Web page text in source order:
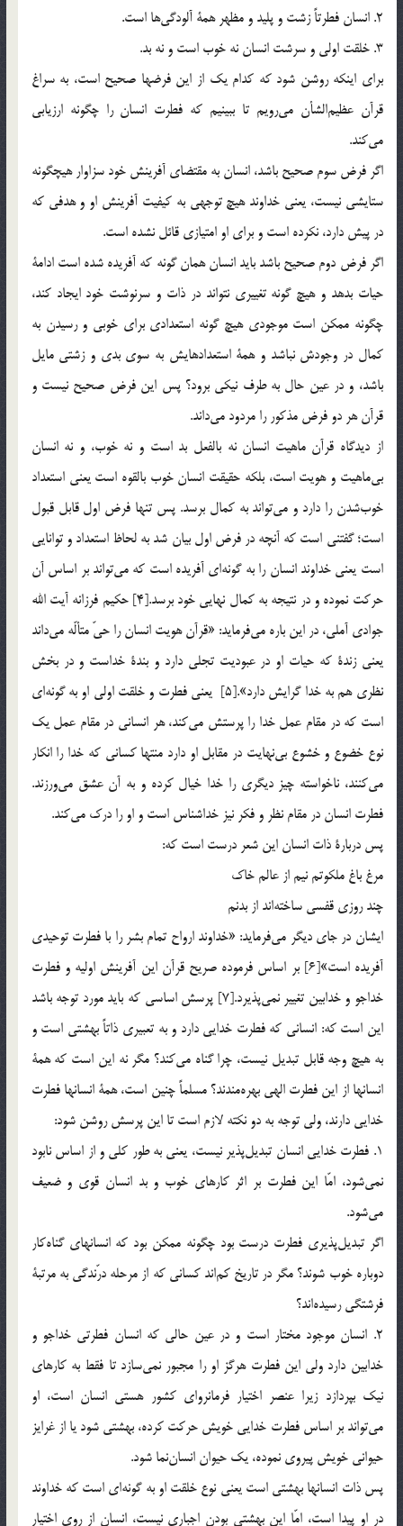
2. انسان فطرتاً زشت و پليد و مظهر همة آلودگي‌ها است.
3. خلقت اولي و سرشت انسان نه خوب است و نه بد.
براي اينكه روشن شود كه كدام يك از اين فرضها صحيح است، به سراغ
قرآن عظيم‌الشأن مي‌رويم تا ببينيم كه فطرت انسان را چگونه ارزيابي
مي‌كند.
اگر فرض سوم صحيح باشد، انسان به مقتضاي آفرينش خود سزاوار هيچگونه
ستايشي نيست، يعني خداوند هيچ توجهي به كيفيت آفرينش او و هدفي كه
در پيش دارد، نكرده است و براي او امتيازي قائل نشده است.
اگر فرض دوم صحيح باشد بايد انسان همان گونه كه آفريده شده است ادامة
حيات بدهد و هيچ گونه تغييري نتواند در ذات و سرنوشت خود ايجاد كند،
چگونه ممكن است موجودي هيچ گونه استعدادي براي خوبي و رسيدن به
كمال در وجودش نباشد و همة استعدادهايش به سوي بدي و زشتي مايل
باشد، و در عين حال به طرف نيكي برود؟ پس اين فرض صحيح نيست و
قرآن هر دو فرض مذكور را مردود مي‌داند.
از ديدگاه قرآن ماهيت انسان نه بالفعل بد است و نه خوب، و نه انسان
بي‌ماهيت و هويت است، بلكه حقيقت انسان خوب بالقوه است يعني استعداد
خوب‌شدن را دارد و مي‌تواند به كمال برسد. پس تنها فرض اول قابل قبول
است؛ گفتني است كه آنچه در فرض اول بيان شد به لحاظ استعداد و توانايي
است يعني خداوند انسان را به گونه‌اي آفريده است كه مي‌تواند بر اساس آن
حركت نموده و در نتيجه به كمال نهايي خود برسد.[4] حكيم فرزانه آيت الله
جوادي آملي، در اين باره مي‌فرمايد: «قرآن هويت انسان را حيّ متألّه مي‌داند
يعني زندة كه حيات او در عبوديت تجلي دارد و بندة خداست و در بخش
نظري هم به خدا گرايش دارد».[5] يعني فطرت و خلقت اولي او به گونه‌اي
است كه در مقام عمل خدا را پرستش مي‌كند، هر انساني در مقام عمل يك
نوع خضوع و خشوع بي‌نهايت در مقابل او دارد منتها كساني كه خدا را انكار
مي‌كنند، ناخواسته چيز ديگري را خدا خيال كرده و به آن عشق مي‌ورزند.
فطرت انسان در مقام نظر و فكر نيز خداشناس است و او را درك مي‌كند.
پس دربارة ذات انسان اين شعر درست است كه:
مرغ باغ ملكوتم نيم از عالم خاك
چند روزي قفسي ساخته‌اند از بدنم
ايشان در جاي ديگر مي‌فرمايد: «خداوند ارواح تمام بشر را با فطرت توحيدي
آفريده است»[6] بر اساس فرموده صريح قرآن اين آفرينش اوليه و فطرت
خداجو و خدابين تغيير نمي‌پذيرد.[7] پرسش اساسي‌ كه بايد مورد توجه باشد
اين است كه: انساني كه فطرت خدايي دارد و به تعبيري ذاتاً بهشتي است و
به هيچ وجه قابل تبديل نيست، چرا گناه مي‌كند؟ مگر نه اين است كه همة
انسانها از اين فطرت الهي بهره‌مندند؟ مسلماً چنين است، همة انسانها فطرت
خدايي دارند، ولي توجه به دو نكته لازم است تا اين پرسش روشن شود:
1. فطرت خدايي انسان تبديل‌پذير نيست، يعني به طور كلي و از اساس نابود
نمي‌شود، امّا اين فطرت بر اثر كارهاي خوب و بد انسان قوي و ضعيف
مي‌شود.
اگر تبديل‌پذيري فطرت درست بود چگونه ممكن بود كه انسانهاي گناه‌كار
دوباره خوب شوند؟ مگر در تاريخ كم‌اند كساني كه از مرحله درّندگي به مرتبة
فرشتگي رسيده‌اند؟
2. انسان موجود مختار است و در عين حالي که انسان فطرتي خداجو و
خدابين دارد ولي اين فطرت هرگز او را مجبور نمي‌سازد تا فقط به كارهاي
نيك بپردازد زيرا عنصر اختيار فرمانرواي كشور هستي انسان‌ است، او
مي‌تواند بر اساس فطرت خدايي خويش حركت كرده، بهشتي شود يا از غرايز
حيواني خويش پيروي نموده، يك حيوان انسان‌نما شود.
پس ذات انسانها بهشتي است يعني نوع خلقت او به گونه‌اي است كه خداوند
در او پيدا است، ‌امّا اين بهشتي بودن اجباري نيست، انسان از روي اختيار